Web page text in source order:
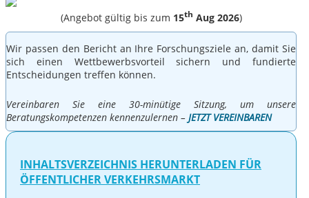
(Angebot gültig bis zum 15th Aug 2026)
Wir passen den Bericht an Ihre Forschungsziele an, damit Sie
sich einen Wettbewerbsvorteil sichern und fundierte
Entscheidungen treffen können.
Vereinbaren Sie eine 30-minütige Sitzung, um unsere
Beratungskompetenzen kennenzulernen – JETZT VEREINBAREN
INHALTSVERZEICHNIS HERUNTERLADEN FÜR
ÖFFENTLICHER VERKEHRSMARKT